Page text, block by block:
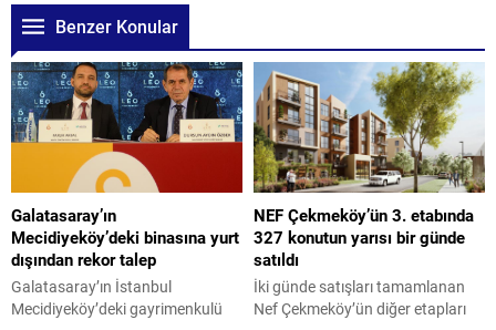
Benzer Konular
Galatasaray’ın
Mecidiyeköy’deki binasına yurt
dışından rekor talep
Galatasaray’ın İstanbul
Mecidiyeköy’deki gayrimenkulü
NEF Çekmeköy’ün 3. etabında
327 konutun yarısı bir günde
satıldı
İki günde satışları tamamlanan
Nef Çekmeköy’ün diğer etapları